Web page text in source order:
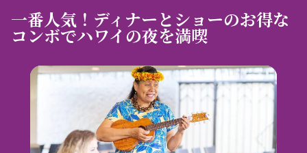
一番人気！ディナーとショーのお得な
コンボでハワイの夜を満喫